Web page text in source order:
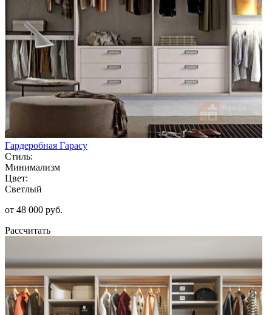
Гардеробная Гарасу
Стиль:
Минимализм
Цвет:
Светлый
от 48 000 руб.
Рассчитать